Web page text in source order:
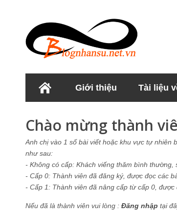
Giới thiệu Tài liệu
Chào mừng thành
Anh chị vào 1 số bài viết hoặc khu vực tự nhiên
như sau:
- Không có cấp: Khách viếng thăm bình thường,
- Cấp 0: Thành viên đã đăng ký, được đọc các
- Cấp 1: Thành viên đã nâng cấp từ cấp 0,
Nếu đã là thành viên vui lòng : Đăng nhập tại